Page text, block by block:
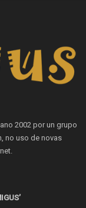
2002 por un grupo
no uso de novas